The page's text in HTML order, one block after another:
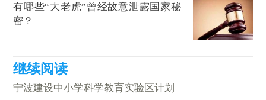
有哪些“大老虎”曾经故意泄露国家秘
密？
宁波建设中小学科学教育实验区计划